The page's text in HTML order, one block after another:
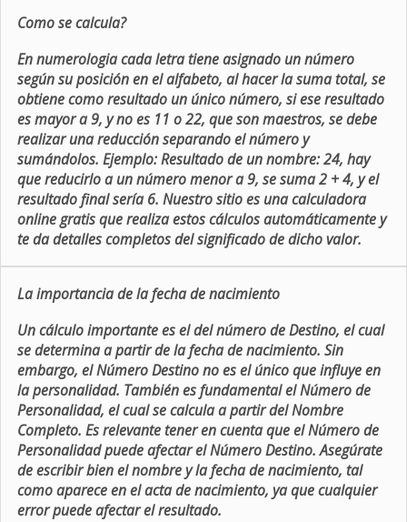
Como se calcula?
En numerologia cada letra tiene asignado un número
según su posición en el alfabeto, al hacer la suma total, se
obtiene como resultado un único número, si ese resultado
es mayor a 9, y no es 11 o 22, que son maestros, se debe
realizar una reducción separando el número y
sumándolos. Ejemplo: Resultado de un nombre: 24, hay
que reducirlo a un número menor a 9, se suma 2 + 4, y el
resultado final sería 6. Nuestro sitio es una calculadora
online gratis que realiza estos cálculos automáticamente y
te da detalles completos del significado de dicho valor.
La importancia de la fecha de nacimiento
Un cálculo importante es el del número de Destino, el cual
se determina a partir de la fecha de nacimiento. Sin
embargo, el Número Destino no es el único que influye en
la personalidad. También es fundamental el Número de
Personalidad, el cual se calcula a partir del Nombre
Completo. Es relevante tener en cuenta que el Número de
Personalidad puede afectar el Número Destino. Asegúrate
de escribir bien el nombre y la fecha de nacimiento, tal
como aparece en el acta de nacimiento, ya que cualquier
error puede afectar el resultado.